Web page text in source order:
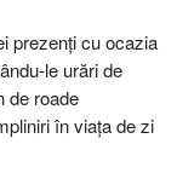
prezenți cu ocazia
le urări de
de roade
în viața de zi